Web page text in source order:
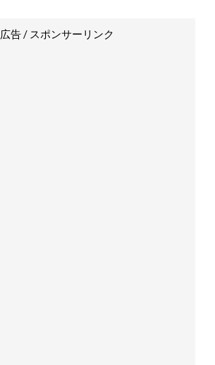
広告 / スポンサーリンク